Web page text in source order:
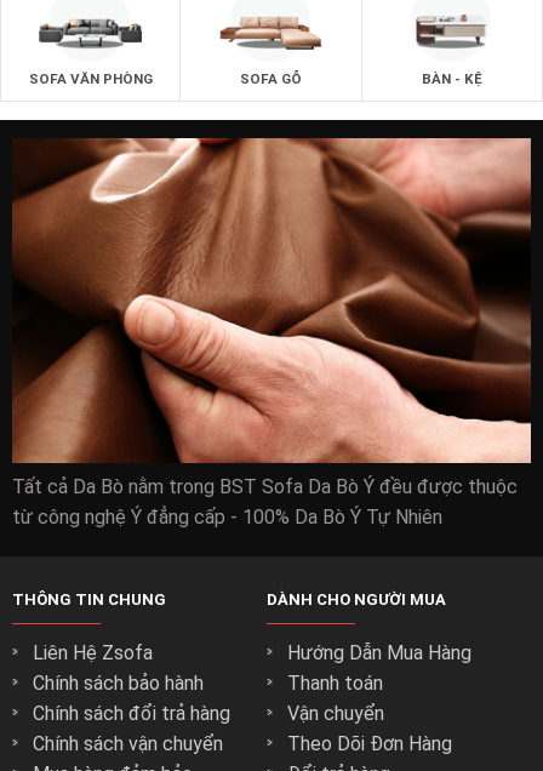
SOFA VĂN PHÒNG SOFA GỖ BÀN - KỆ
Tất cả Da Bò nằm trong BST Sofa Da Bò Ý đều được thuộc
từ công nghệ Ý đẳng cấp - 100% Da Bò Ý Tự Nhiên
THÔNG TIN CHUNG
Liên Hệ Zsofa
Chính sách bảo hành
Chính sách đổi trả hàng
Chính sách vận chuyển
DÀNH CHO NGƯỜI MUA
Hướng Dẫn Mua Hàng
Thanh toán
Vận chuyển
Theo Dõi Đơn Hàng